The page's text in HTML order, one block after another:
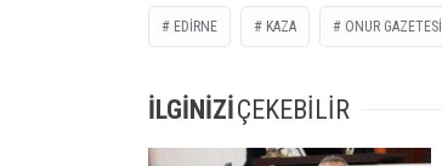
EDIRNE KAZA ONUR GAZETESİ
İLGİNİZİÇEKEBİLİR